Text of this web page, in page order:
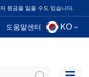
원금을 잃을 수도 있습니다.
도움말센터 KO